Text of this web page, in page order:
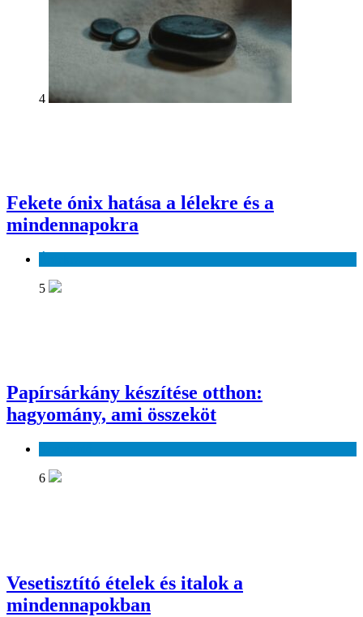
4
Fekete ónix hatása a lélekre és a
mindennapokra
5
Papírsárkány készítése otthon:
hagyomány, ami összeköt
6
Vesetisztító ételek és italok a
mindennapokban